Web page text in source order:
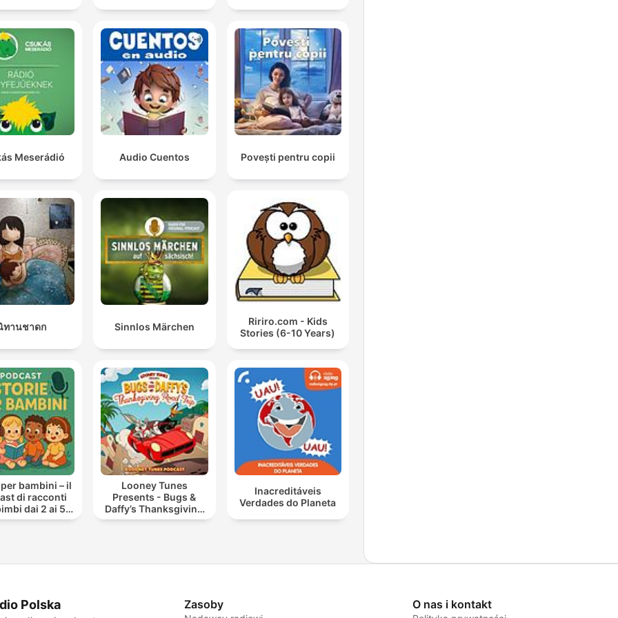
Meserádió Audio Cuentos Povești pentru copii
ทานชาดก Sinnlos Märchen
Ririro.com - Kids
Stories (6-10 Years)
bambini – il
di racconti
dai 2 ai 5
anni
Looney Tunes
Presents - Bugs &
Daffy’s Thanksgiving
Road Trip
Inacreditáveis
Verdades do Planeta
Polska Zasoby O nas i kontakt